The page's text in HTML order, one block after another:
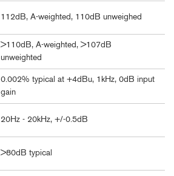
112dB, A-weighted, 110dB unweighed
>110dB, A-weighted, >107dB
unweighted
0.002% typical at +4dBu, 1kHz, 0dB input
gain
20Hz - 20kHz, +/-0.5dB
>80dB typical